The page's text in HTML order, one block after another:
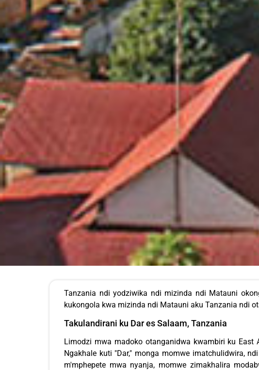
Tanzania ndi yodziwika ndi mizinda ndi Matauni
kukongola kwa mizinda ndi Matauni aku Tanzania ndi
Takulandirani ku Dar es Salaam, Tanzania
Limodzi mwa madoko otanganidwa kwambiri ku East
Ngakhale kuti "Dar," monga momwe imatchulidwira,
m'mphepete mwa nyanja, momwe zimakhalira